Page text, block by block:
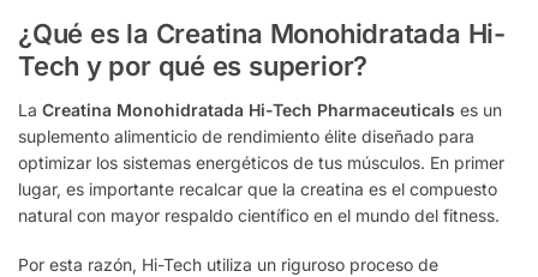
¿Qué es la Creatina Monohidratada Hi-
Tech y por qué es superior?
La Creatina Monohidratada Hi-Tech Pharmaceuticals es un
suplemento alimenticio de rendimiento élite diseñado para
optimizar los sistemas energéticos de tus músculos. En primer
lugar, es importante recalcar que la creatina es el compuesto
natural con mayor respaldo científico en el mundo del fitness.
Por esta razón, Hi-Tech utiliza un riguroso proceso de